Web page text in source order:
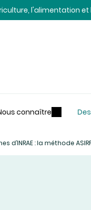
l'alimentation
connaître
: la méthode